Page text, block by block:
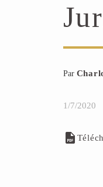
Par
1/7/2020